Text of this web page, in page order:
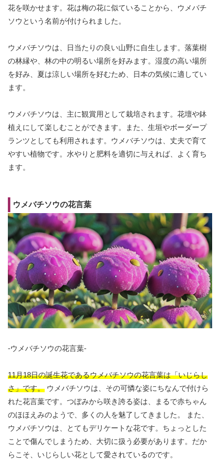
花を咲かせます。花は梅の花に似ていることから、ウメバチ
ソウという名前が付けられました。
ウメバチソウは、日当たりの良い山野に自生します。落葉樹
の林縁や、林の中の明るい場所を好みます。湿度の高い場所
を好み、夏は涼しい場所を好むため、日本の気候に適してい
ます。
ウメバチソウは、主に観賞用として栽培されます。花壇や鉢
植えにして楽しむことができます。また、生垣やボーダープ
ランツとしても利用されます。ウメバチソウは、丈夫で育て
やすい植物です。水やりと肥料を適切に与えれば、よく育ち
ます。
ウメバチソウの花言葉
-ウメバチソウの花言葉-
11月18日の誕生花であるウメバチソウの花言葉は「いじらし
さ」です。 ウメバチソウは、その可憐な姿にちなんで付けら
れた花言葉です。つぼみから咲き誇る姿は、まるで赤ちゃん
のほほえみのようで、多くの人を魅了してきました。 また、
ウメバチソウは、とてもデリケートな花です。ちょっとした
ことで傷んでしまうため、大切に扱う必要があります。だか
らこそ、いじらしい花として愛されているのです。